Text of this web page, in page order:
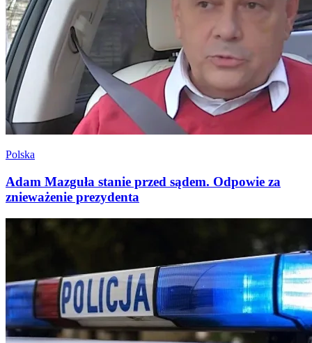
Polska
Adam Mazguła stanie przed sądem. Odpowie za
znieważenie prezydenta